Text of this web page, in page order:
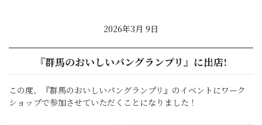
2026年3月 9日
『群馬のおいしいパングランプリ』に出店!
この度、『群馬のおいしいパングランプリ』のイベントにワーク
ショップで参加させていただくことになりました！